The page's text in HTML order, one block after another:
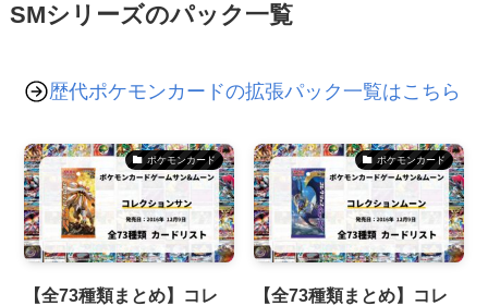
SMシリーズのパック一覧
歴代ポケモンカードの拡張パック一覧はこちら
ポケモンカード
【全73種類まとめ】コレ
ポケモンカード
【全73種類まとめ】コレ